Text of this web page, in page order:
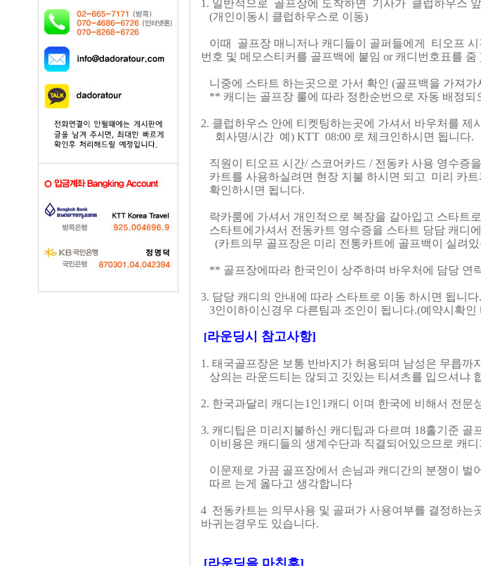
1. 일반적으로 골프장에 도착하면 기사가 클럽하우스
(개인이동시 클럽하우스로 이동)
이때 골프장 매니저나 캐디들이 골퍼들에게 티
번호 및 메모스티커를 골프백에 붙임 or 캐디번호표를 줌
니중에 스타트 하는곳으로 가서 확인 (골프백을 가져
** 캐디는 골프장 룰에 따라 정한순번으로 자동 배정
2. 클럽하우스 안에 티켓팅하는곳에 가셔서 바우처를 제
회사명/시간 예) KTT 08:00 로 체크인하시면 됩니다.
직원이 티오프 시간/ 스코어카드 / 전동카 사용 영수증
카트를 사용하실려면 현장 지불 하시면 되고 미리 카
확인하시면 됩니다.
락카룸에 가셔서 개인적으로 복장을 갈아입고 스타트
스타트에가셔서 전동카트 영수증을 스타트 당담 캐디
(카트의무 골프장은 미리 전통카트에 골프백이 실려
** 골프장에따라 한국인이 상주하며 바우처에 담당 연
3. 담당 캐디의 안내에 따라 스타트로 이동 하시면 됩니다.
3인이하이신경우 다른팀과 조인이 됩니다.(예약시확
[라운딩시 참고사항]
1. 태국골프장은 보통 반바지가 허용되며 남성은 무릅까
상의는 라운드티는 않되고 깃있는 티셔츠를 입으셔냐
2. 한국과달리 캐디는1인1캐디 이며 한국에 비해서 전
3. 캐디팁은 미리지불하신 캐디팁과 다르며 18홀기준
이비용은 캐디들의 생계수단과 직결되어있으므로 캐
이문제로 가끔 골프장에서 손님과 캐디간의 분쟁이 벌
따르 는게 옳다고 생각합니다
4 전동카트는 의무사용 및 골퍼가 사용여부를 결정하는
바귀는경우도 있습니다.
[라운딩을 마친후]